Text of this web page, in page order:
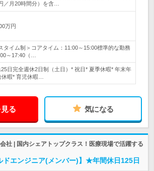
／月20時間分）を含…
万円
タイム制＞コアタイム：11:00～15:00標準的な勤務
～17:40（…
日完全週休2日制（土日）* 祝日* 夏季休暇* 年末年
暇* 育児休暇…
る 気になる
社 | 国内シェアトップクラス！医療現場で活躍する
ドエンジニア(メンバー)】★年間休日125日